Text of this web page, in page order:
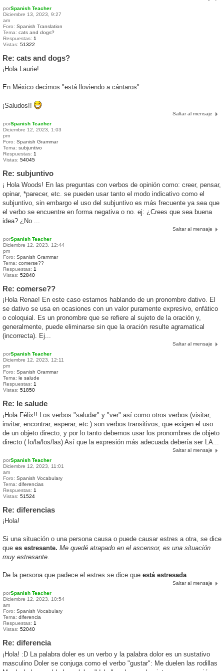
porSpanish Teacher
Diciembre 13, 2023, 9:27
am
Foro: Spanish Translation
Tema: cats and dogs?
Respuestas: 1
Vistas: 51322
Re: cats and dogs?
¡Hola Laurie!
En México decimos "está lloviendo a cántaros"
¡Saludos!!
Saltar al mensaje
porSpanish Teacher
Diciembre 12, 2023, 1:03
pm
Foro: Spanish Grammar
Tema: subjuntivo
Respuestas: 1
Vistas: 54045
Re: subjuntivo
¡ Hola Woods! En las preguntas con verbos de opinión como: creer, pensar,
opinar, *parecer, etc. se pueden usar tanto el modo indicativo como el
subjuntivo, sin embargo el uso del subjuntivo es más frecuente ya sea que
el verbo se encuentre en forma negativa o no. ej: ¿Crees que sea buena
idea? ¿No ...
Saltar al mensaje
porSpanish Teacher
Diciembre 12, 2023, 12:44
pm
Foro: Spanish Grammar
Tema: comerse??
Respuestas: 1
Vistas: 52840
Re: comerse??
¡Hola Renae! En este caso estamos hablando de un pronombre dativo. El
se dativo se usa en ocasiones con un valor puramente expresivo, enfático
o coloquial. Es un pronombre que se refiere al sujeto de la oración y,
generalmente, puede eliminarse sin que la oración resulte agramatical
(incorrecta). Ej...
Saltar al mensaje
porSpanish Teacher
Diciembre 12, 2023, 12:11
pm
Foro: Spanish Grammar
Tema: le salude
Respuestas: 1
Vistas: 51850
Re: le salude
¡Hola Félix!! Los verbos "saludar" y "ver" así como otros verbos (visitar,
invitar, encontrar, esperar, etc.) son verbos transitivos, que exigen el uso
de un objeto directo, y por lo tanto debemos usar los pronombres de objeto
directo ( lo/la/los/las) Así que la expresión más adecuada debería ser LA...
Saltar al mensaje
porSpanish Teacher
Diciembre 12, 2023, 11:01
am
Foro: Spanish Vocabulary
Tema: diferencias
Respuestas: 1
Vistas: 51524
Re: diferencias
¡Hola!
Si una situación o una persona causa o puede causar estres a otra, se dice
que es estresante. Me quedé atrapado en el ascensor, es una situación
muy estresante.
De la persona que padece el estres se dice que está estresada
Saltar al mensaje
porSpanish Teacher
Diciembre 12, 2023, 10:54
am
Foro: Spanish Vocabulary
Tema: diferencia
Respuestas: 1
Vistas: 52040
Re: diferencia
¡Hola! :D La palabra doler es un verbo y la palabra dolor es un sustativo
masculino Doler se conjuga como el verbo "gustar": Me duelen las rodillas